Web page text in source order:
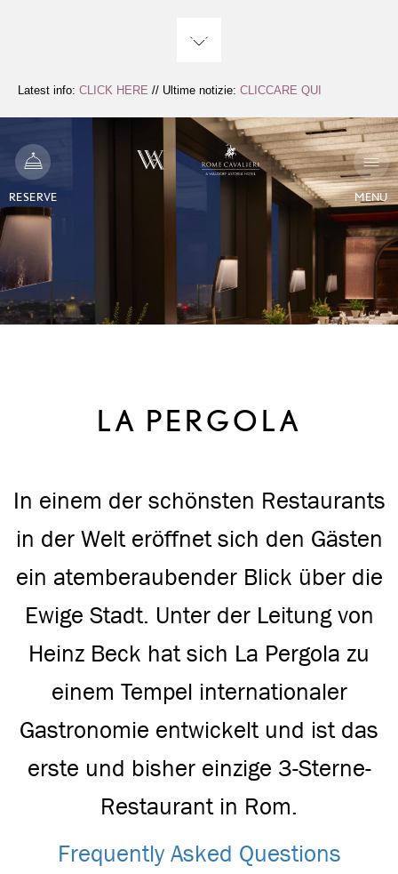
Latest info: CLICK HERE // Ultime notizie: CLICCARE QUI
MENU
RESERVE
LA PERGOLA
In einem der schönsten Restaurants
in der Welt eröffnet sich den Gästen
ein atemberaubender Blick über die
Ewige Stadt. Unter der Leitung von
Heinz Beck hat sich La Pergola zu
einem Tempel internationaler
Gastronomie entwickelt und ist das
erste und bisher einzige 3-Sterne-
Restaurant in Rom.
Frequently Asked Questions